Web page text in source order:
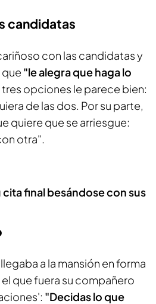
candidatas
con las candidatas y
"le alegra que haga lo
tres opciones le parece bien:
de las dos. Por su parte,
quiere que se arriesgue:
otra".
final besándose con sus
a la mansión en forma
el que fuera su compañero
"Decidas lo que